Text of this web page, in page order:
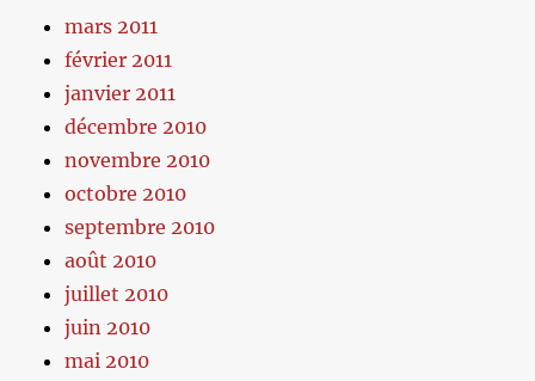
mars 2011
février 2011
janvier 2011
décembre 2010
novembre 2010
octobre 2010
septembre 2010
août 2010
juillet 2010
juin 2010
mai 2010